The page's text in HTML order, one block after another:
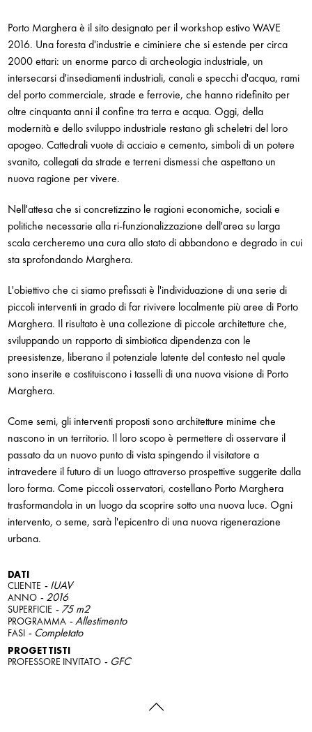
Porto Marghera è il sito designato per il workshop estivo WAVE
2016. Una foresta d'industrie e ciminiere che si estende per circa
2000 ettari: un enorme parco di archeologia industriale, un
intersecarsi d'insediamenti industriali, canali e specchi d'acqua, rami
del porto commerciale, strade e ferrovie, che hanno ridefinito per
oltre cinquanta anni il confine tra terra e acqua. Oggi, della
modernità e dello sviluppo industriale restano gli scheletri del loro
apogeo. Cattedrali vuote di acciaio e cemento, simboli di un potere
svanito, collegati da strade e terreni dismessi che aspettano un
nuova ragione per vivere.
Nell'attesa che si concretizzino le ragioni economiche, sociali e
politiche necessarie alla ri-funzionalizzazione dell'area su larga
scala cercheremo una cura allo stato di abbandono e degrado in cui
sta sprofondando Marghera.
L'obiettivo che ci siamo prefissati è l'individuazione di una serie di
piccoli interventi in grado di far rivivere localmente più aree di Porto
Marghera. Il risultato è una collezione di piccole architetture che,
sviluppando un rapporto di simbiotica dipendenza con le
preesistenze, liberano il potenziale latente del contesto nel quale
sono inserite e costituiscono i tasselli di una nuova visione di Porto
Marghera.
Come semi, gli interventi proposti sono architetture minime che
nascono in un territorio. Il loro scopo è permettere di osservare il
passato da un nuovo punto di vista spingendo il visitatore a
intravedere il futuro di un luogo attraverso prospettive suggerite dalla
loro forma. Come piccoli osservatori, costellano Porto Marghera
trasformandola in un luogo da scoprire sotto una nuova luce. Ogni
intervento, o seme, sarà l'epicentro di una nuova rigenerazione
urbana.
DATI
CLIENTE - IUAV
ANNO - 2016
SUPERFICIE - 75 m2
PROGRAMMA - Allestimento
FASI - Completato
PROGETTISTI
PROFESSORE INVITATO - GFC